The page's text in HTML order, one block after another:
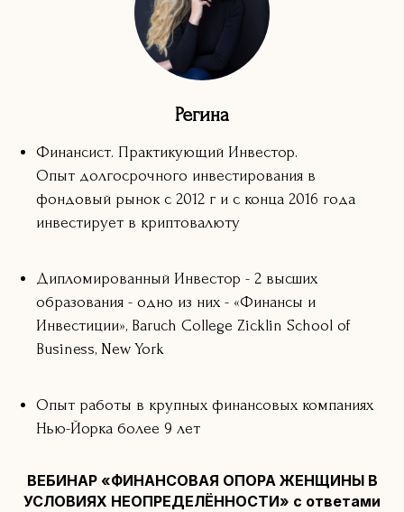
Регина
Финансист. Практикующий Инвестор.
Опыт долгосрочного инвестирования в
фондовый рынок с 2012 г и с конца 2016 года
инвестирует в криптовалюту
Дипломированный Инвестор - 2 высших
образования - одно из них - «Финансы и
Инвестиции», Baruch College Zicklin School of
Business, New York
Опыт работы в крупных финансовых компаниях
Нью-Йорка более 9 лет
ВЕБИНАР «ФИНАНСОВАЯ ОПОРА ЖЕНЩИНЫ В
УСЛОВИЯХ НЕОПРЕДЕЛЁННОСТИ» с ответами